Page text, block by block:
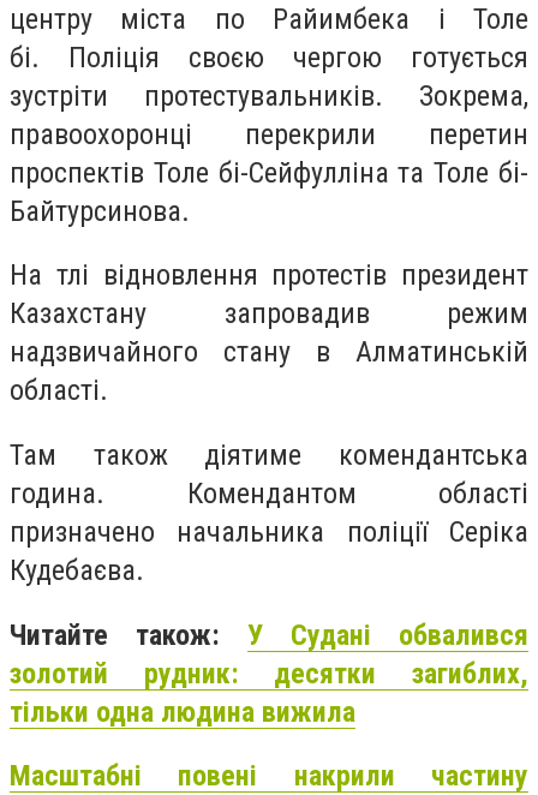
центру міста по Райимбека і Толе
бі. Поліція своєю чергою готується
зустріти протестувальників. Зокрема,
правоохоронці перекрили перетин
проспектів Толе бі-Сейфулліна та Толе бі-
Байтурсинова.
На тлі відновлення протестів президент
Казахстану запровадив режим
надзвичайного стану в Алматинській
області.
Там також діятиме комендантська
година. Комендантом області
призначено начальника поліції Серіка
Кудебаєва.
Читайте також: У Судані обвалився
золотий рудник: десятки загиблих,
тільки одна людина вижила
Масштабні повені накрили частину